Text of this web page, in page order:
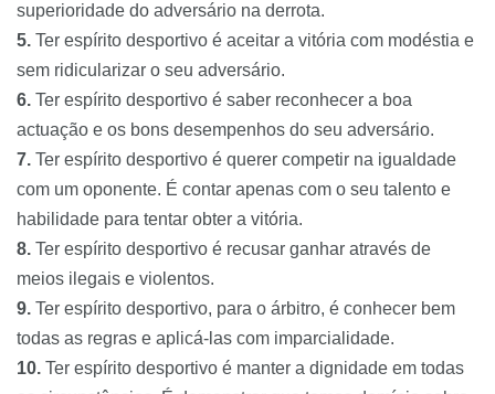
superioridade do adversário na derrota.
5. Ter espírito desportivo é aceitar a vitória com modéstia e
sem ridicularizar o seu adversário.
6. Ter espírito desportivo é saber reconhecer a boa
actuação e os bons desempenhos do seu adversário.
7. Ter espírito desportivo é querer competir na igualdade
com um oponente. É contar apenas com o seu talento e
habilidade para tentar obter a vitória.
8. Ter espírito desportivo é recusar ganhar através de
meios ilegais e violentos.
9. Ter espírito desportivo, para o árbitro, é conhecer bem
todas as regras e aplicá-las com imparcialidade.
10. Ter espírito desportivo é manter a dignidade em todas